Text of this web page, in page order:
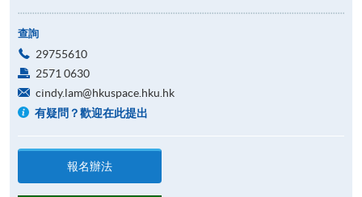
查詢
29755610
2571 0630
cindy.lam@hkuspace.hku.hk
有疑問？歡迎在此提出
報名辦法